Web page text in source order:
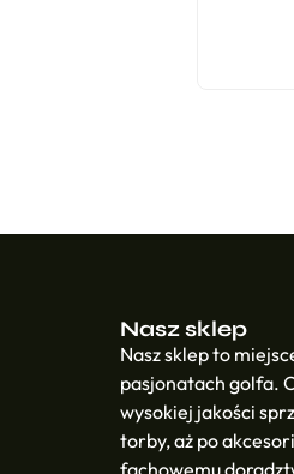
Nasz sklep
Nasz sklep to
pasjonatach golfa.
wysokiej jakości
torby, aż po